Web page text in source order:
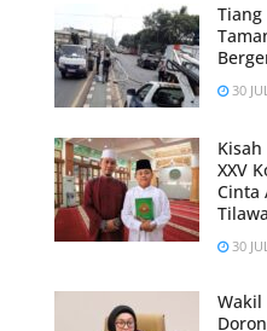
Tiang
30
XXV
Cinta
30
Wakil